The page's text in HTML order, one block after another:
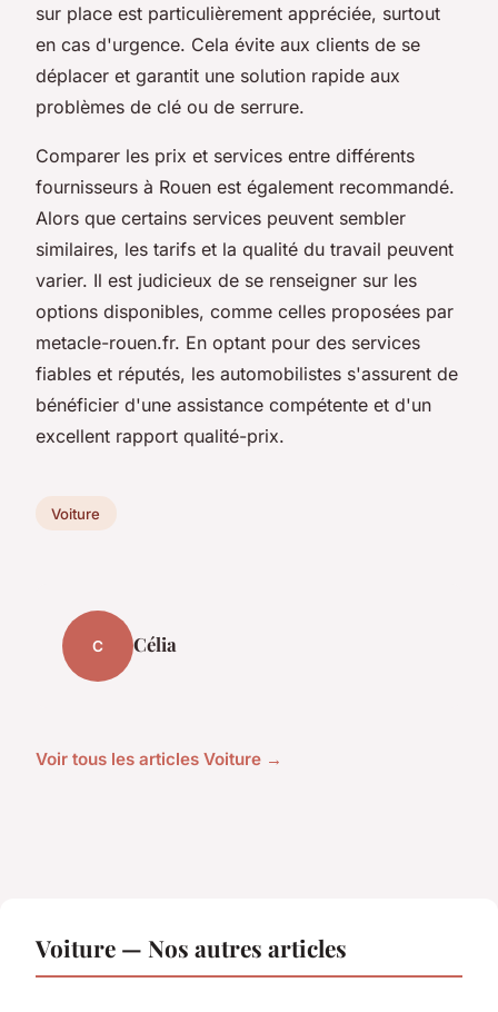
sur place est particulièrement appréciée, surtout
en cas d'urgence. Cela évite aux clients de se
déplacer et garantit une solution rapide aux
problèmes de clé ou de serrure.
Comparer les prix et services entre différents
fournisseurs à Rouen est également recommandé.
Alors que certains services peuvent sembler
similaires, les tarifs et la qualité du travail peuvent
varier. Il est judicieux de se renseigner sur les
options disponibles, comme celles proposées par
metacle-rouen.fr. En optant pour des services
fiables et réputés, les automobilistes s'assurent de
bénéficier d'une assistance compétente et d'un
excellent rapport qualité-prix.
Voiture
C Célia
Voir tous les articles Voiture →
Voiture — Nos autres articles